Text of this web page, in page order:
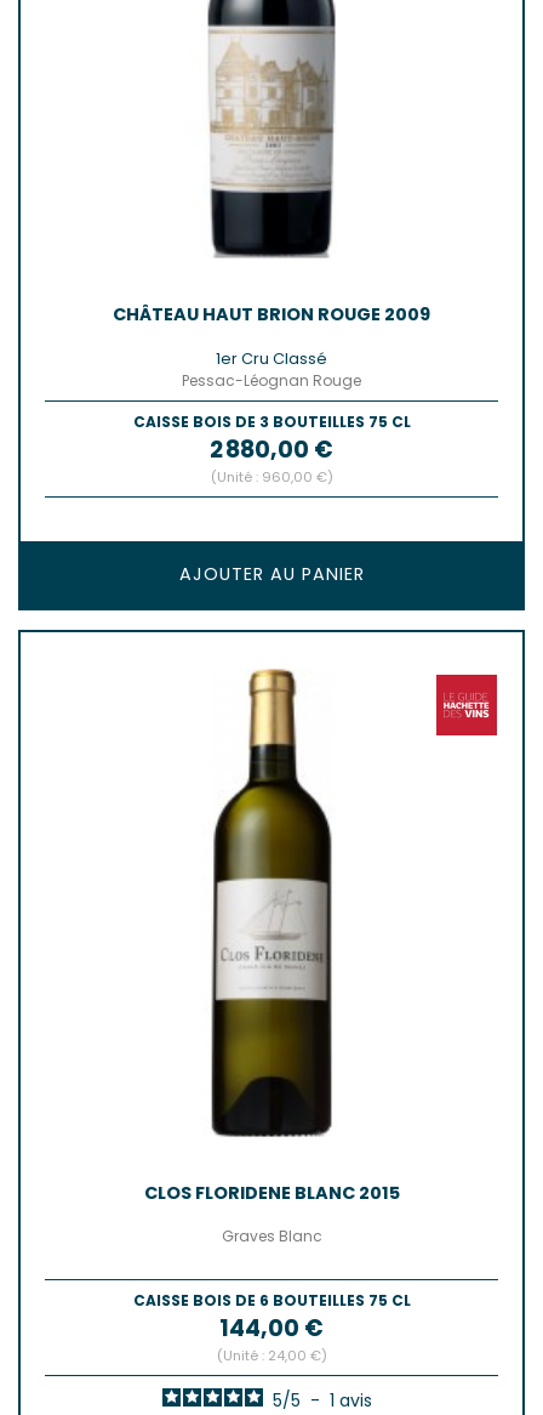
CHÂTEAU HAUT BRION ROUGE 2009
1er Cru Classé
Pessac-Léognan Rouge
CAISSE BOIS DE 3 BOUTEILLES 75 CL
Prix
2 880,00 €
(Unité : 960,00 €)
AJOUTER AU PANIER
CLOS FLORIDENE BLANC 2015
Graves Blanc
CAISSE BOIS DE 6 BOUTEILLES 75 CL
Prix
144,00 €
(Unité : 24,00 €)
5/5 - 1 avis